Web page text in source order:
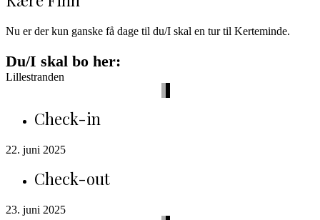
Nu er der kun ganske få dage til du/I skal en tur til Kerteminde.
Du/I skal bo her:
Lillestranden
Check-in
22. juni 2025
Check-out
23. juni 2025